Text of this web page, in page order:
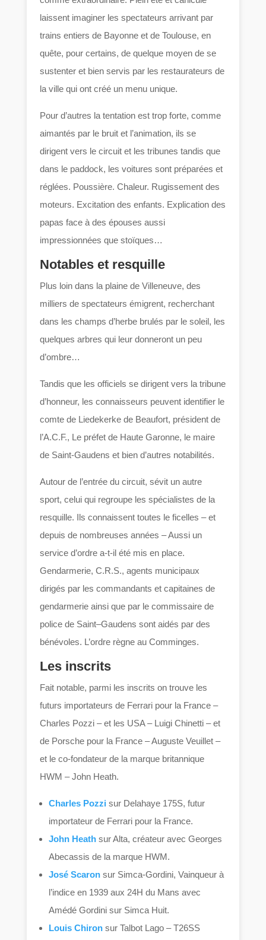
laissent imaginer les spectateurs arrivant par
trains entiers de Bayonne et de Toulouse, en
quête, pour certains, de quelque moyen de se
sustenter et bien servis par les restaurateurs de
la ville qui ont créé un menu unique.
Pour d’autres la tentation est trop forte, comme
aimantés par le bruit et l’animation, ils se
dirigent vers le circuit et les tribunes tandis que
dans le paddock, les voitures sont préparées et
réglées. Poussière. Chaleur. Rugissement des
moteurs. Excitation des enfants. Explication des
papas face à des épouses aussi
impressionnées que stoïques…
Notables et resquille
Plus loin dans la plaine de Villeneuve, des
milliers de spectateurs émigrent, recherchant
dans les champs d’herbe brulés par le soleil, les
quelques arbres qui leur donneront un peu
d’ombre…
Tandis que les officiels se dirigent vers la tribune
d’honneur, les connaisseurs peuvent identifier le
comte de Liedekerke de Beaufort, président de
l’A.C.F., Le préfet de Haute Garonne, le maire
de Saint-Gaudens et bien d’autres notabilités.
Autour de l’entrée du circuit, sévit un autre
sport, celui qui regroupe les spécialistes de la
resquille. Ils connaissent toutes le ficelles – et
depuis de nombreuses années – Aussi un
service d’ordre a-t-il été mis en place.
Gendarmerie, C.R.S., agents municipaux
dirigés par les commandants et capitaines de
gendarmerie ainsi que par le commissaire de
police de Saint–Gaudens sont aidés par des
bénévoles. L’ordre règne au Comminges.
Les inscrits
Fait notable, parmi les inscrits on trouve les
futurs importateurs de Ferrari pour la France –
Charles Pozzi – et les USA – Luigi Chinetti – et
de Porsche pour la France – Auguste Veuillet –
et le co-fondateur de la marque britannique
HWM – John Heath.
Charles Pozzi sur Delahaye 175S, futur
importateur de Ferrari pour la France.
John Heath sur Alta, créateur avec Georges
Abecassis de la marque HWM.
José Scaron sur Simca-Gordini, Vainqueur à
l’indice en 1939 aux 24H du Mans avec
Amédé Gordini sur Simca Huit.
Louis Chiron sur Talbot Lago – T26SS